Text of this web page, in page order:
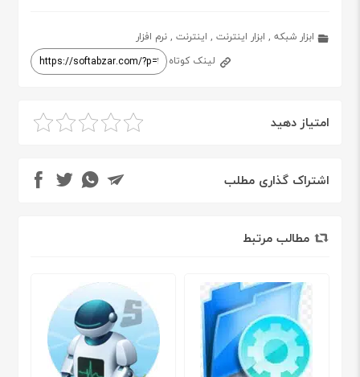
ابزار شبکه , ابزار اینترنت , اینترنت ,نرم افزار
لینک کوتاه
امتیاز دهید
اشتراک گذاری مطلب
مطالب مرتبط